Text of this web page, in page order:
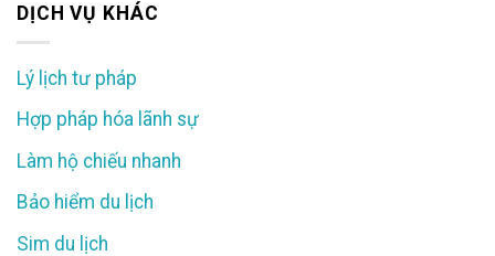
DỊCH VỤ KHÁC
Lý lịch tư pháp
Hợp pháp hóa lãnh sự
Làm hộ chiếu nhanh
Bảo hiểm du lịch
Sim du lịch